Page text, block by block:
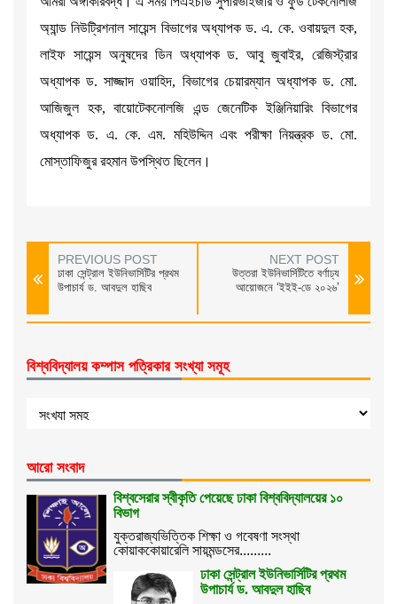
অ্যান্ড নিউট্রিশনাল সায়েন্স বিভাগের অধ্যাপক ড. এ. কে. ওবায়দুল হক,
লাইফ সায়েন্স অনুষদের ডিন অধ্যাপক ড. আবু জুবাইর, রেজিস্ট্রার
অধ্যাপক ড. সাজ্জাদ ওয়াহিদ, বিভাগের চেয়ারম্যান অধ্যাপক ড. মো.
আজিজুল হক, বায়োটেকনোলজি এন্ড জেনেটিক ইঞ্জিনিয়ারিং বিভাগের
অধ্যাপক ড. এ. কে. এম. মহিউদ্দিন এবং পরীক্ষা নিয়ন্ত্রক ড. মো.
মোস্তাফিজুর রহমান উপস্থিত ছিলেন।
PREVIOUS POST
ঢাকা সেন্ট্রাল ইউনিভার্সিটির প্রথম
উপাচার্য ড. আবদুল হাছিব
NEXT POST
উত্তরা ইউনিভার্সিটিতে বর্ণাঢ্য
আয়োজনে ‘ইইই-ডে ২০২৬’
বিশ্ববিদ্যালয় কম্পাস পত্রিকার সংখ্যা সমূহ
আরো সংবাদ
বিশ্বসেরার স্বীকৃতি পেয়েছে ঢাকা বিশ্ববিদ্যালয়ের ১০
বিভাগ
যুক্তরাজ্যভিত্তিক শিক্ষা ও গবেষণা সংস্থা
কোয়াককোয়ারেলি সায়মন্ডসের.........
ঢাকা সেন্ট্রাল ইউনিভার্সিটির প্রথম
উপাচার্য ড. আবদুল হাছিব